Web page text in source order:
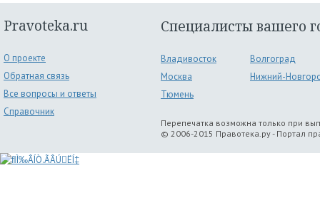
Pravoteka.ru
О проекте
Обратная связь
Все вопросы и ответы
Справочник
Специалисты вашего
Владивосток
Волгоград
Москва
Нижний-
Тюмень
Перепечатка возможна только при
© 2006-2015 Правотека.ру - Портал